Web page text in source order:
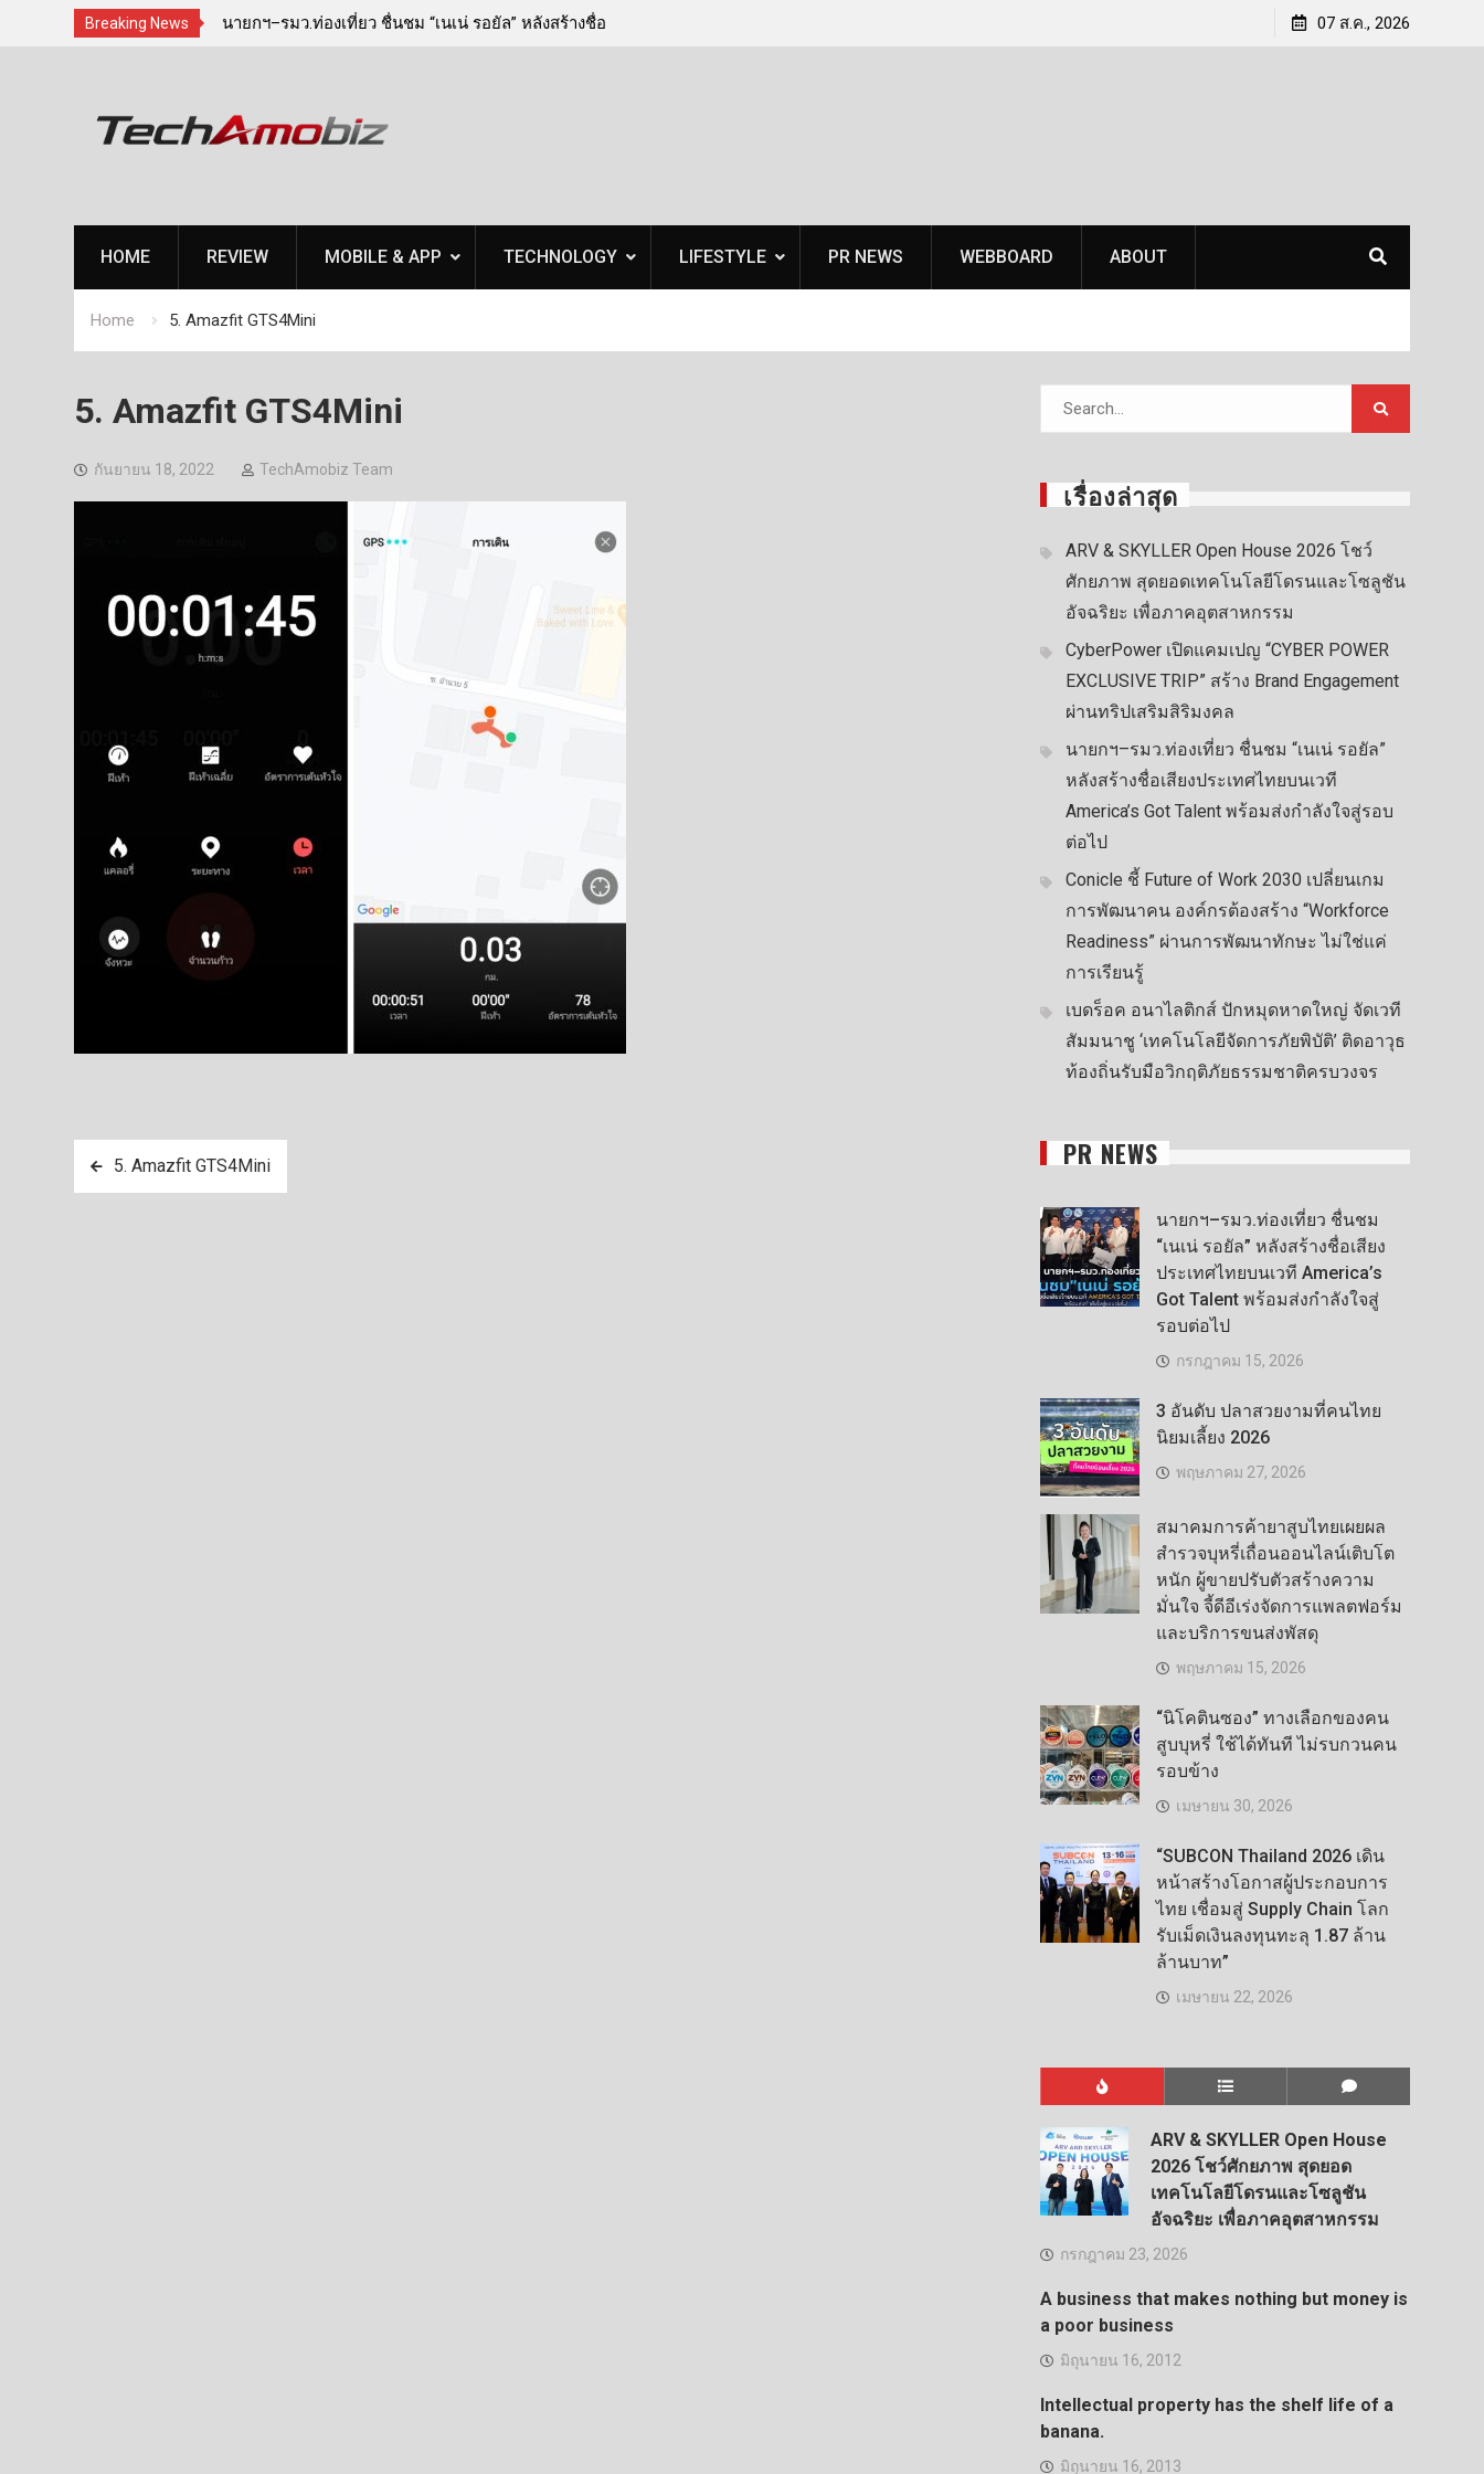
Breaking News
POWER EXCLUSIVE
นายกฯ–รมว.ท่องเที่ยว ชื่นชม “เนเน่ รอยัล” หลังสร้างชื่อ
เบดร็อค อนาไลติกส์ ปักหมุดหาดใหญ่ จัดเวทีสัมมนาชู
07 ส.ค., 2026
HOME REVIEW MOBILE & APP TECHNOLOGY LIFESTYLE PR NEWS WEBBOARD ABOUT
Home 5. Amazfit​ GTS​4​Mini
5. Amazfit​ GTS​4​Mini
กันยายน 18, 2022 TechAmobiz Team
แนะแนว
5. Amazfit​ GTS​4​Mini
Search
for:
เรื่องล่าสุด
ARV & SKYLLER Open House 2026 โชว์
ศักยภาพ สุดยอดเทคโนโลยีโดรนและโซลูชัน
อัจฉริยะ เพื่อภาคอุตสาหกรรม
CyberPower เปิดแคมเปญ “CYBER POWER
EXCLUSIVE TRIP” สร้าง Brand Engagement
ผ่านทริปเสริมสิริมงคล
นายกฯ–รมว.ท่องเที่ยว ชื่นชม “เนเน่ รอยัล”
หลังสร้างชื่อเสียงประเทศไทยบนเวที
America’s Got Talent พร้อมส่งกำลังใจสู่รอบ
ต่อไป
Conicle ชี้ Future of Work 2030 เปลี่ยนเกม
การพัฒนาคน องค์กรต้องสร้าง “Workforce
Readiness” ผ่านการพัฒนาทักษะ ไม่ใช่แค่
การเรียนรู้
เบดร็อค อนาไลติกส์ ปักหมุดหาดใหญ่ จัดเวที
สัมมนาชู ‘เทคโนโลยีจัดการภัยพิบัติ’ ติดอาวุธ
ท้องถิ่นรับมือวิกฤติภัยธรรมชาติครบวงจร
PR NEWS
นายกฯ–รมว.ท่องเที่ยว ชื่นชม
“เนเน่ รอยัล” หลังสร้างชื่อเสียง
ประเทศไทยบนเวที America’s
Got Talent พร้อมส่งกำลังใจสู่
รอบต่อไป
กรกฎาคม 15, 2026
3 อันดับ ปลาสวยงามที่คนไทย
นิยมเลี้ยง 2026
พฤษภาคม 27, 2026
สมาคมการค้ายาสูบไทยเผยผล
สำรวจบุหรี่เถื่อนออนไลน์เติบโต
หนัก ผู้ขายปรับตัวสร้างความ
มั่นใจ จี้ดีอีเร่งจัดการแพลตฟอร์ม
และบริการขนส่งพัสดุ
พฤษภาคม 15, 2026
“นิโคตินซอง” ทางเลือกของคน
สูบบุหรี่ ใช้ได้ทันที ไม่รบกวนคน
รอบข้าง
เมษายน 30, 2026
“SUBCON Thailand 2026 เดิน
หน้าสร้างโอกาสผู้ประกอบการ
ไทย เชื่อมสู่ Supply Chain โลก
รับเม็ดเงินลงทุนทะลุ 1.87 ล้าน
ล้านบาท”
เมษายน 22, 2026
ARV & SKYLLER Open House
2026 โชว์ศักยภาพ สุดยอด
เทคโนโลยีโดรนและโซลูชัน
อัจฉริยะ เพื่อภาคอุตสาหกรรม
กรกฎาคม 23, 2026
A business that makes nothing but money is
a poor business
มิถุนายน 16, 2012
Intellectual property has the shelf life of a
banana.
มิถุนายน 16, 2013